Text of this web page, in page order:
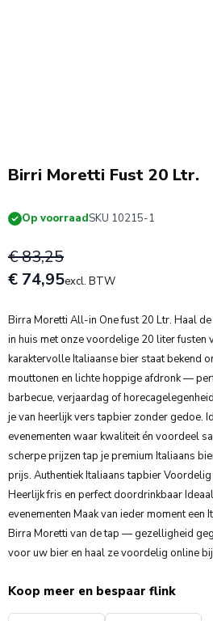
Birri Moretti Fust 20 Ltr.
Op voorraadSKU 10215-1
€ 83,25
€ 74,95excl. BTW
Birra Moretti All-in One fust 20 Ltr. Haal de
in huis met onze voordelige 20 liter fusten
karaktervolle Italiaanse bier staat bekend
mouttonen en lichte hoppige afdronk —
barbecue, verjaardag of
je van heerlijk vers tapbier zonder gedoe.
evenementen waar kwaliteit én voordeel
scherpe prijzen tap je premium Italiaans
prijs. Authentiek Italiaans tapbier
Heerlijk fris en perfect doordrinkbaar
evenementen Maak van ieder moment een
Birra Moretti van de tap — gezelligheid
voor uw bier en haal ze voordelig online
Koop meer en bespaar flink